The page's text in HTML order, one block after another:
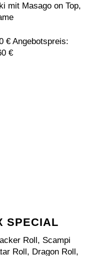
mit Masago on Top,
€ Angebotspreis:
€
SPECIAL
Roll, Scampi
Roll, Dragon Roll,